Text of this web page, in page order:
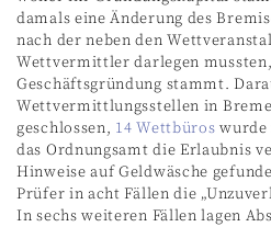
damals eine Änderung des
nach der neben den
Wettvermittler darlegen
Geschäftsgründung stammt.
Wettvermittlungsstellen in
geschlossen, 14 Wettbüros wurde
das Ordnungsamt die Erlaubnis
Hinweise auf Geldwäsche
Prüfer in acht Fällen die
In sechs weiteren Fällen lagen